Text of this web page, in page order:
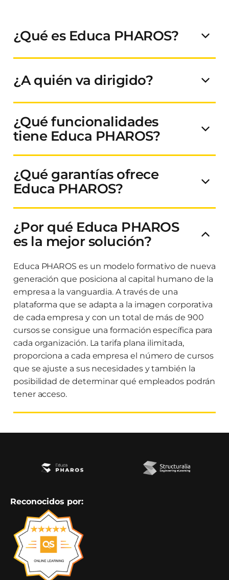
¿Qué es Educa PHAROS?
¿A quién va dirigido?
¿Qué funcionalidades
tiene Educa PHAROS?
¿Qué garantías ofrece
Educa PHAROS?
¿Por qué Educa PHAROS
es la mejor solución?
Educa PHAROS es un modelo formativo de nueva
generación que posiciona al capital humano de la
empresa a la vanguardia. A través de una
plataforma que se adapta a la imagen corporativa
de cada empresa y con un total de más de 900
cursos se consigue una formación específica para
cada organización. La tarifa plana ilimitada,
proporciona a cada empresa el número de cursos
que se ajuste a sus necesidades y también la
posibilidad de determinar qué empleados podrán
tener acceso.
Reconocidos por: